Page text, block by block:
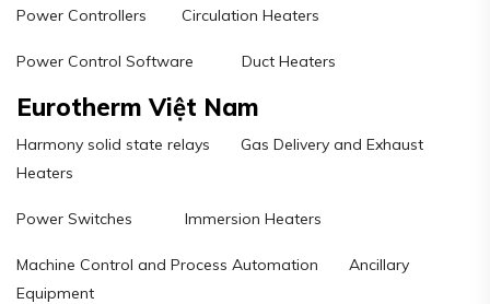
Power Controllers Circulation Heaters
Power Control Software Duct Heaters
Eurotherm Việt Nam
Harmony solid state relays Gas Delivery and Exhaust
Heaters
Power Switches Immersion Heaters
Machine Control and Process Automation Ancillary
Equipment